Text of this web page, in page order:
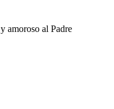
amoroso al Padre